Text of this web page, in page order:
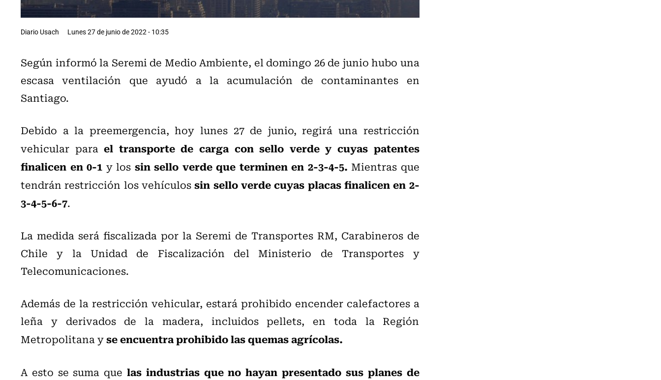
Diario Usach Lunes 27 de junio de 2022 - 10:35
Según informó la Seremi de Medio Ambiente, el domingo 26 de junio hubo una
escasa ventilación que ayudó a la acumulación de contaminantes en
Santiago.
Debido a la preemergencia, hoy lunes 27 de junio, regirá una restricción
vehicular parael transporte de carga con sello verde y cuyas patentes
finalicen en 0-1 y los sin sello verde que terminen en 2-3-4-5. Mientras que
tendrán restricción los vehículossin sello verde cuyas placas finalicen en 2-
3-4-5-6-7.
La medida será fiscalizada por la Seremi de Transportes RM, Carabineros de
Chile y la Unidad de Fiscalización del Ministerio de Transportes y
Telecomunicaciones.
Además de la restricción vehicular, estará prohibido encender calefactores a
leña y derivados de la madera, incluidos pellets, en toda la Región
Metropolitana yse encuentra prohibido las quemas agrícolas.
A esto se suma que las industrias que no hayan presentado sus planes de